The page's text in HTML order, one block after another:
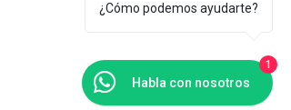
¿Cómo podemos ayudarte?
Habla con nosotros
1